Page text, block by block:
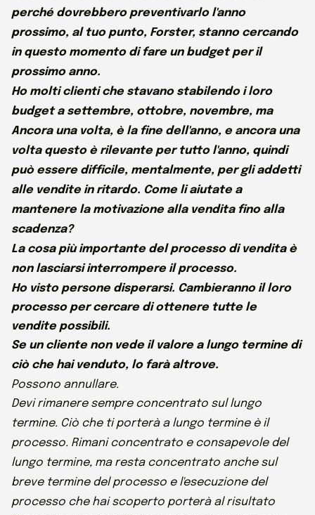
perché dovrebbero preventivarlo l'anno
prossimo, al tuo punto, Forster, stanno cercando
in questo momento di fare un budget per il
prossimo anno.
Ho molti clienti che stavano stabilendo i loro
budget a settembre, ottobre, novembre, ma
Ancora una volta, è la fine dell'anno, e ancora una
volta questo è rilevante per tutto l'anno, quindi
può essere difficile, mentalmente, per gli addetti
alle vendite in ritardo. Come li aiutate a
mantenere la motivazione alla vendita fino alla
scadenza?
La cosa più importante del processo di vendita è
non lasciarsi interrompere il processo.
Ho visto persone disperarsi. Cambieranno il loro
processo per cercare di ottenere tutte le
vendite possibili.
Se un cliente non vede il valore a lungo termine di
ciò che hai venduto, lo farà altrove.
Possono annullare.
Devi rimanere sempre concentrato sul lungo
termine. Ciò che ti porterà a lungo termine è il
processo. Rimani concentrato e consapevole del
lungo termine, ma resta concentrato anche sul
breve termine del processo e l'esecuzione del
processo che hai scoperto porterà al risultato